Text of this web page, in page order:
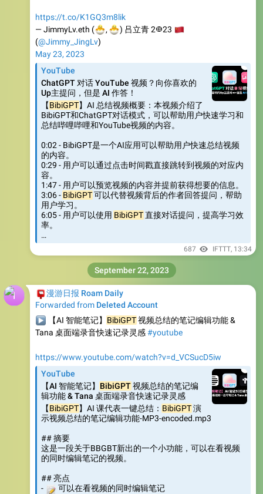
https://t.co/K1GQ3m8lik
— JimmyLv.eth (
🐣
,
🐣) 吕立青 2𐃏23
(@Jimmy_JingLv)
May 23, 2023
YouTube
ChatGPT 对话 YouTube 视频？向你喜欢的
Up主提问，但是 AI 作答！
【BibiGPT】AI 总结视频概要：本视频介绍了
BibiGPT和ChatGPT对话模式，可以帮助用户快速学习和
总结哔哩哔哩和YouTube视频的内容。
0:02 - BibiGPT是一个AI应用可以帮助用户快速总结视频
的内容。
0:29 - 用户可以通过点击时间戳直接跳转到视频的对应内
容。
1:47 - 用户可以预览视频的内容并提前获得想要的信息。
3:06 - BibiGPT可以代替视频背后的作者回答提问，帮助
用户学习。
6:05 - 用户可以使用 BibiGPT直接对话提问，提高学习效
率。
…
687 IFTTT, 13:34
漫游日报 Roam Daily
Forwarded from Deleted Account
【AI 智能笔记】 BibiGPT视频总结的笔记编辑功能 &
Tana 桌面端录音快速记录灵感#youtube
https://www.youtube.com/watch?v=d_VCSucD5iw
YouTube
【AI 智能笔记】 BibiGPT视频总结的笔记编
辑功能 & Tana 桌面端录音快速记录灵感
【BibiGPT】AI 课代表一键总结： BibiGPT演
示视频总结的笔记编辑功能-MP3-encoded.mp3
## 摘要
这是一段关于BBGBT新出的一个小功能，可以在看视频
的同时编辑笔记的视频。
## 亮点
-
可以在看视频的同时编辑笔记
September 22, 2023